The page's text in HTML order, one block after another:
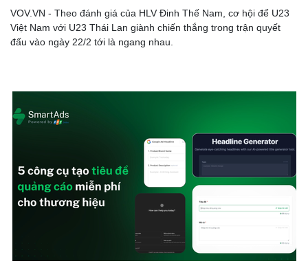
VOV.VN - Theo đánh giá của HLV Đinh Thế Nam, cơ hội để U23
Việt Nam với U23 Thái Lan giành chiến thắng trong trận quyết
đấu vào ngày 22/2 tới là ngang nhau.